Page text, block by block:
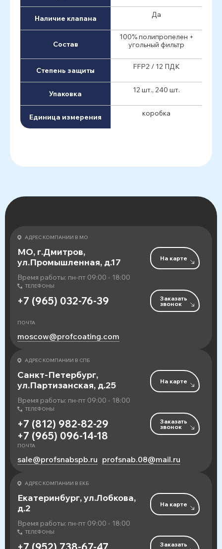
Наличие клапана Да
Состав
100% полипропелен +
угольный фильтр
Степень защиты FFP2 / 12 ПДК
Упаковка 12 шт., 240 шт.
Единица измерения коробка
АДРЕС КОМПАНИИ В МО
МО, г.Дмитров,
ул.Промышленная, д.17
Время работы: пн-пт 09:00 - 18:00
На карте
ТЕЛЕФОНЫ
+7 (965) 032-76-39 Заказать
звонок
ПОЧТА
moscow@profcoating.com
АДРЕС КОМПАНИИ В СПБ
Санкт-Петербург,
ул.Партизанская, д.25
Время работы: пн-пт 09:00 - 18:00
На карте
ТЕЛЕФОНЫ
+7 (812) 982-82-29
+7 (965) 096-14-18
Заказать
звонок
ПОЧТА
sale@profsnabspb.ru profsnab.08@mail.ru
АДРЕС КОМПАНИИ В ЕКБ
Екатеринбург, ул.Лобкова,
д.2
Время работы: пн-пт 09:00 - 18:00
На карте
ТЕЛЕФОНЫ
Заказать